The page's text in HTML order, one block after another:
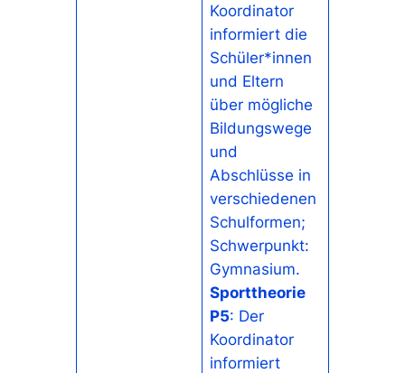
Koordinator
informiert die
Schüler*innen
und Eltern
über mögliche
Bildungswege
und
Abschlüsse in
verschiedenen
Schulformen;
Schwerpunkt:
Gymnasium.
Sporttheorie
P5: Der
Koordinator
informiert